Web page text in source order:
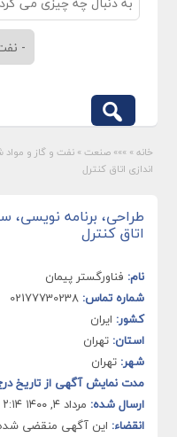
خانه » »»» صنعت » نفت و گاز و
اندازی اتاق کنترل
طراحی، برنامه نویسی،
اتاق کنترل
نام: فناورگستر پیمان
شماره تماس: 02177730238
کشور: ایران
استان: تهران
شهر: تهران
مدت نمایش آگهی از تاریخ
ارسال شده: مرداد ۴, ۱۴۰۰ ۲:۱۴ قبل از ظهر
انقضاء: این آگهی منقضی